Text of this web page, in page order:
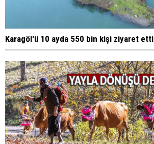
Karagöl'ü 10 ayda 550 bin kişi ziyaret etti